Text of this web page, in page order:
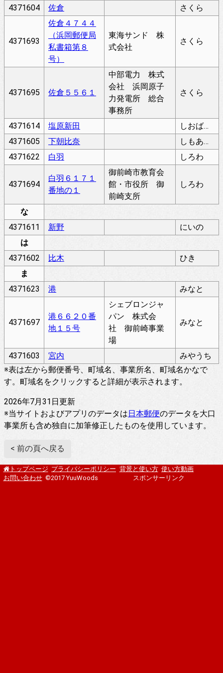
4371604
佐倉 さくら
4371693
佐倉４７４４
（浜岡郵便局
私書箱第８
号）
東海サンド 株
式会社
さくら
4371695 佐倉５５６１
中部電力 株式
会社 浜岡原子
力発電所 総合
事務所
さくら
4371614 塩原新田
しおばらしんでん
4371605
下朝比奈
しもあさひな
4371622
白羽 しろわ
4371694
白羽６１７１
番地の１
御前崎市教育会
館・市役所 御
前崎支所
しろわ
な
4371611
新野
にいの
は
4371602
比木
ひき
ま
4371623
港 みなと
4371697
港６６２０番
地１５号
シェブロンジャ
パン 株式会
社 御前崎事業
場
みなと
4371603 宮内
みやうち
※表は左から郵便番号、町域名、事業所名、町域名かなで
す。町域名をクリックすると詳細が表示されます。
2026年7月31日更新
※当サイトおよびアプリのデータは日本郵便のデータを大口
事業所も含め独自に加筆修正したものを使用しています。
< 前の頁へ戻る
トップページ プライバシーポリシー 背景と使い方 使い方動画
お問い合わせ ©2017 YuuWoods スポンサーリンク